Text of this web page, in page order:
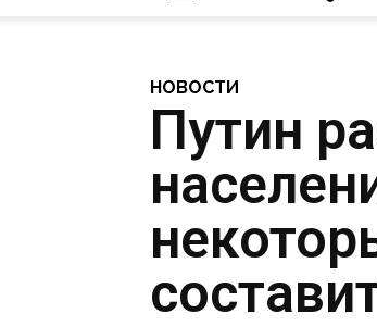
НОВОСТИ
Путин